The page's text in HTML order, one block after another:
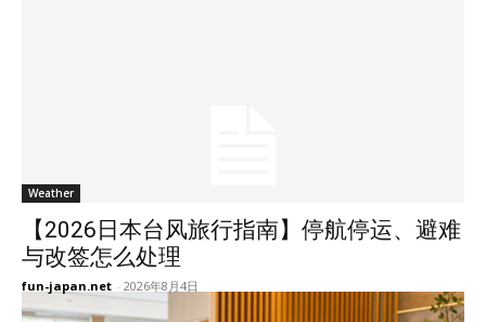
Weather
【2026日本台风旅行指南】停航停运、避难
与改签怎么处理
fun-japan.net - 2026年8月4日